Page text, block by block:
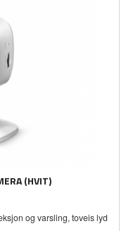
(HVIT)
og varsling, toveis lyd